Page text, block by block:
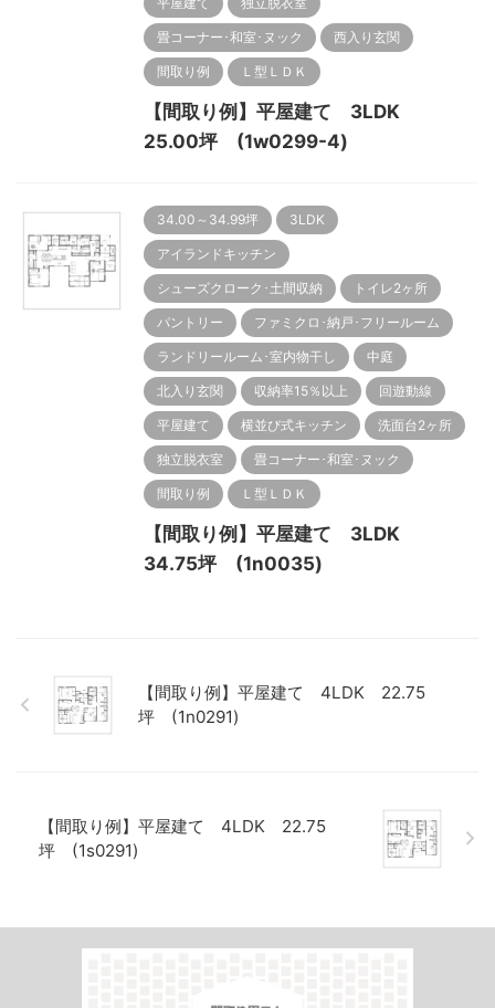
畳コーナー･和室･ヌック 西入り玄関
間取り例 Ｌ型ＬＤＫ
【間取り例】平屋建て 3LDK
25.00坪 (1w0299-4)
34.00～34.99坪 3LDK
アイランドキッチン
シューズクローク･土間収納 トイレ2ヶ所
パントリー ファミクロ･納戸･フリールーム
ランドリールーム･室内物干し 中庭
北入り玄関 収納率15％以上 回遊動線
平屋建て 横並び式キッチン 洗面台2ヶ所
独立脱衣室 畳コーナー･和室･ヌック
間取り例 Ｌ型ＬＤＫ
【間取り例】平屋建て 3LDK
34.75坪 (1n0035)
【間取り例】平屋建て 4LDK 22.75
坪 (1n0291)
【間取り例】平屋建て 4LDK 22.75
坪 (1s0291)